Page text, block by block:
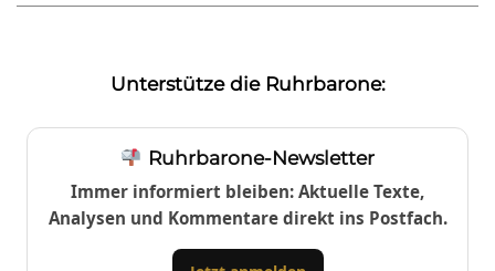
Unterstütze die Ruhrbarone:
Ruhrbarone-Newsletter
Immer informiert bleiben: Aktuelle Texte,
Analysen und Kommentare direkt ins Postfach.